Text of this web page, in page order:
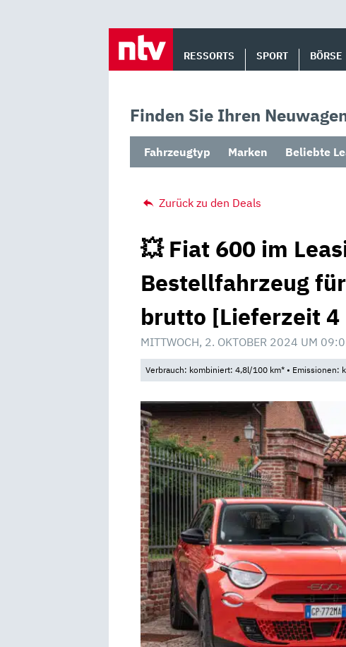
RESSORTS SPORT BÖRSE
Finden Sie Ihren
Fahrzeugtyp Marken Beliebte
Zurück zu den Deals
💥 Fiat 600 im
Bestellfahrzeug
brutto [Lieferzeit 4
MITTWOCH, 2. OKTOBER 2024 UM
Verbrauch: kombiniert: 4,8l/100 km* • Emissionen: